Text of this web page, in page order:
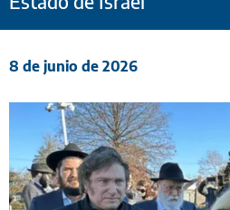
8 de junio de 2026